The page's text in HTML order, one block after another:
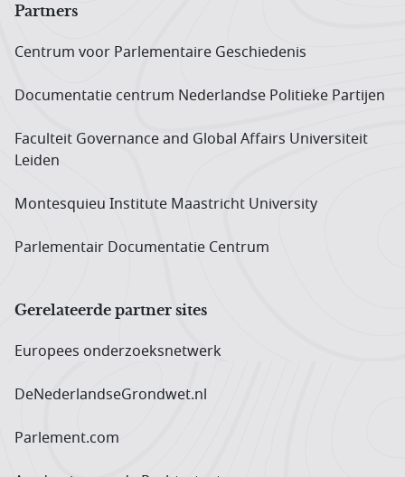
Partners
Centrum voor Parlementaire Geschiedenis
Documentatie centrum Neder­landse Politieke Partijen
Faculteit Governance and Global Affairs Universiteit
Leiden
Montesquieu Institute Maastricht University
Parlementair Documentatie Centrum
Gerelateerde partner sites
Europees onderzoeks­netwerk
DeNederlandseGrondwet.nl
Parlement.com